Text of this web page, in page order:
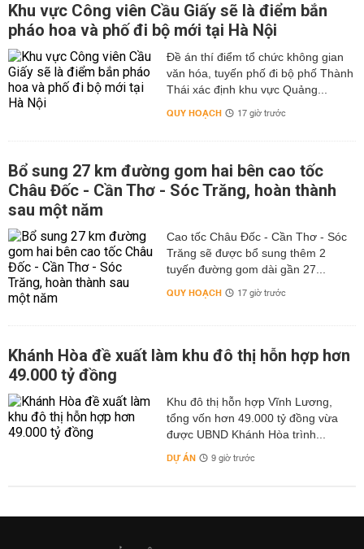
Khu vực Công viên Cầu Giấy sẽ là điểm bắn
pháo hoa và phố đi bộ mới tại Hà Nội
Đề án thí điểm tổ chức không gian
văn hóa, tuyến phố đi bộ phố Thành
Thái xác định khu vực Quảng...
QUY HOẠCH 17 giờ trước
Bổ sung 27 km đường gom hai bên cao tốc
Châu Đốc - Cần Thơ - Sóc Trăng, hoàn thành
sau một năm
Cao tốc Châu Đốc - Cần Thơ - Sóc
Trăng sẽ được bổ sung thêm 2
tuyến đường gom dài gần 27...
QUY HOẠCH 17 giờ trước
Khánh Hòa đề xuất làm khu đô thị hỗn hợp hơn
49.000 tỷ đồng
Khu đô thị hỗn hợp Vĩnh Lương,
tổng vốn hơn 49.000 tỷ đồng vừa
được UBND Khánh Hòa trình...
DỰ ÁN 9 giờ trước